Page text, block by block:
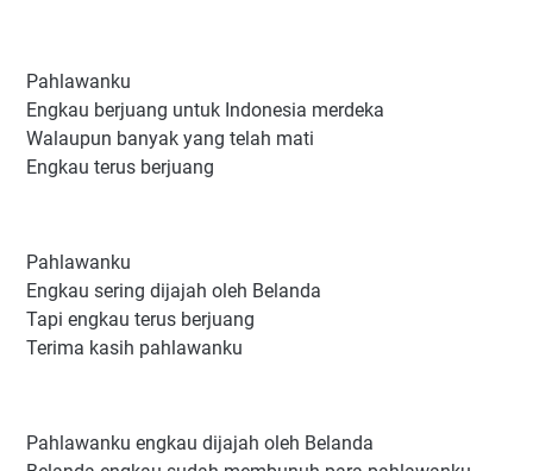
Pahlawanku
Engkau berjuang untuk Indonesia merdeka
Walaupun banyak yang telah mati
Engkau terus berjuang
Pahlawanku
Engkau sering dijajah oleh Belanda
Tapi engkau terus berjuang
Terima kasih pahlawanku
Pahlawanku engkau dijajah oleh Belanda